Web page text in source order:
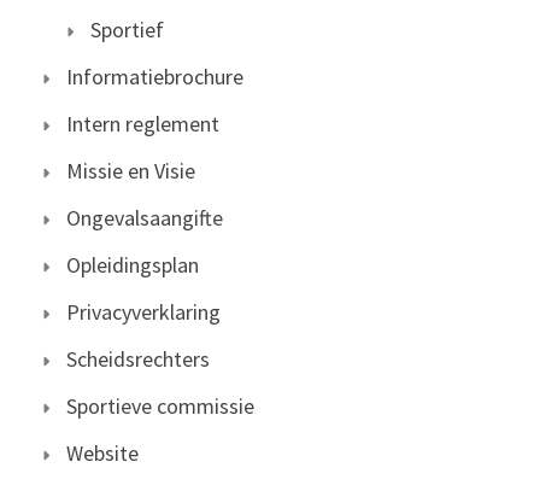
Sportief
Informatiebrochure
Intern reglement
Missie en Visie
Ongevalsaangifte
Opleidingsplan
Privacyverklaring
Scheidsrechters
Sportieve commissie
Website